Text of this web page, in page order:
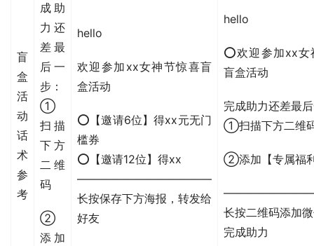
盲
盒
活
动
话
术
参
考
成助
力还
差最
后一
步：
①
扫描
下方
二维
码
②
添加
hello
欢迎参加xx女神节惊喜盲
盒活动
⭕【邀请6位】得xx元无门
槛券
⭕【邀请12位】得xx
————————————
长按保存下方海报，转发给
好友
hello
⭕欢迎参加xx女
盲盒活动
完成助力还差最
①扫描下方二维
②添加【专属福
长按二维码添加
完成助力